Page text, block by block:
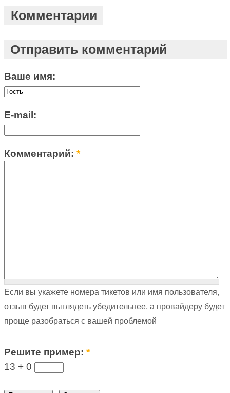
Комментарии
Отправить комментарий
Ваше имя:
E-mail:
Комментарий:*
Если вы укажете номера тикетов или имя пользователя,
отзыв будет выглядеть убедительнее, а провайдеру будет
проще разобраться с вашей проблемой
Решите пример:*
13 + 0